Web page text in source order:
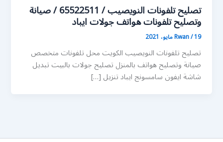
تصليح تلفونات النويصيب / 65522511 / صيانة
وتصليح تلفونات هواتف جولات ايباد
Rwan/19 مايو، 2021
تصليح تلفونات النويصيب الكويت محل تلفونات متخصص
صيانة وتصليح هواتف بالمنزل تصليح جولات بالبيت تبديل
شاشة ايفون سامسونج ايباد تنزيل […]